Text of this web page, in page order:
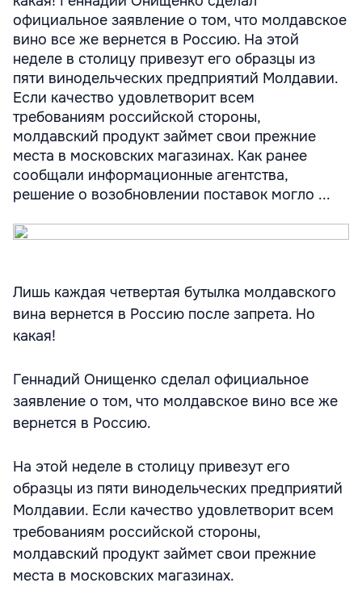
официальное заявление о том, что молдавское
вино все же вернется в Россию. На этой
неделе в столицу привезут его образцы из
пяти винодельческих предприятий Молдавии.
Если качество удовлетворит всем
требованиям российской стороны,
молдавский продукт займет свои прежние
места в московских магазинах. Как ранее
сообщали информационные агентства,
решение о возобновлении поставок могло ...
Лишь каждая четвертая бутылка молдавского
вина вернется в Россию после запрета. Но
какая!
Геннадий Онищенко сделал официальное
заявление о том, что молдавское вино все же
вернется в Россию.
На этой неделе в столицу привезут его
образцы из пяти винодельческих предприятий
Молдавии. Если качество удовлетворит всем
требованиям российской стороны,
молдавский продукт займет свои прежние
места в московских магазинах.